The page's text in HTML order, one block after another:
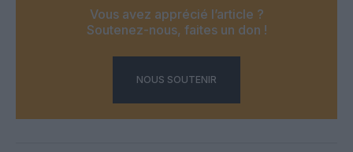
Vous avez apprécié l’article ?
Soutenez-nous, faites un don !
NOUS SOUTENIR